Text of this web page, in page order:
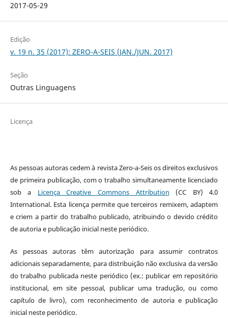
2017-05-29
Edição
v. 19 n. 35 (2017): ZERO-A-SEIS (JAN./JUN. 2017)
Seção
Outras Linguagens
Licença
As pessoas autoras cedem à revista Zero-a-Seis os direitos exclusivos
de primeira publicação, com o trabalho simultaneamente licenciado
sob a Licença Creative Commons Attribution (CC BY) 4.0
International. Esta licença permite que terceiros remixem, adaptem
e criem a partir do trabalho publicado, atribuindo o devido crédito
de autoria e publicação inicial neste periódico.
As pessoas autoras têm autorização para assumir contratos
adicionais separadamente, para distribuição não exclusiva da versão
do trabalho publicada neste periódico (ex.: publicar em repositório
institucional, em site pessoal, publicar uma tradução, ou como
capítulo de livro), com reconhecimento de autoria e publicação
inicial neste periódico.